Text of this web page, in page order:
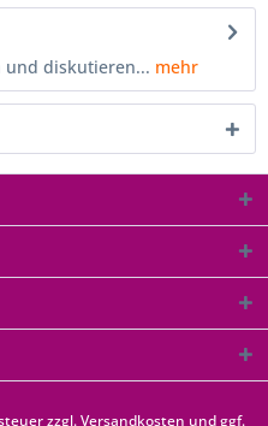
und diskutieren... mehr
zzgl.Versandkosten und ggf.